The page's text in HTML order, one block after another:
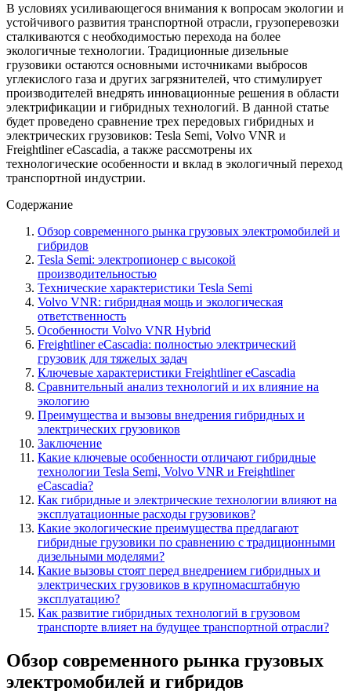
В условиях усиливающегося внимания к вопросам экологии и
устойчивого развития транспортной отрасли, грузоперевозки
сталкиваются с необходимостью перехода на более
экологичные технологии. Традиционные дизельные
грузовики остаются основными источниками выбросов
углекислого газа и других загрязнителей, что стимулирует
производителей внедрять инновационные решения в области
электрификации и гибридных технологий. В данной статье
будет проведено сравнение трех передовых гибридных и
электрических грузовиков: Tesla Semi, Volvo VNR и
Freightliner eCascadia, а также рассмотрены их
технологические особенности и вклад в экологичный переход
транспортной индустрии.
Содержание
Обзор современного рынка грузовых электромобилей и
гибридов
Tesla Semi: электропионер с высокой
производительностью
Технические характеристики Tesla Semi
Volvo VNR: гибридная мощь и экологическая
ответственность
Особенности Volvo VNR Hybrid
Freightliner eCascadia: полностью электрический
грузовик для тяжелых задач
Ключевые характеристики Freightliner eCascadia
Сравнительный анализ технологий и их влияние на
экологию
Преимущества и вызовы внедрения гибридных и
электрических грузовиков
Заключение
Какие ключевые особенности отличают гибридные
технологии Tesla Semi, Volvo VNR и Freightliner
eCascadia?
Как гибридные и электрические технологии влияют на
эксплуатационные расходы грузовиков?
Какие экологические преимущества предлагают
гибридные грузовики по сравнению с традиционными
дизельными моделями?
Какие вызовы стоят перед внедрением гибридных и
электрических грузовиков в крупномасштабную
эксплуатацию?
Как развитие гибридных технологий в грузовом
транспорте влияет на будущее транспортной отрасли?
Обзор современного рынка грузовых
электромобилей и гибридов